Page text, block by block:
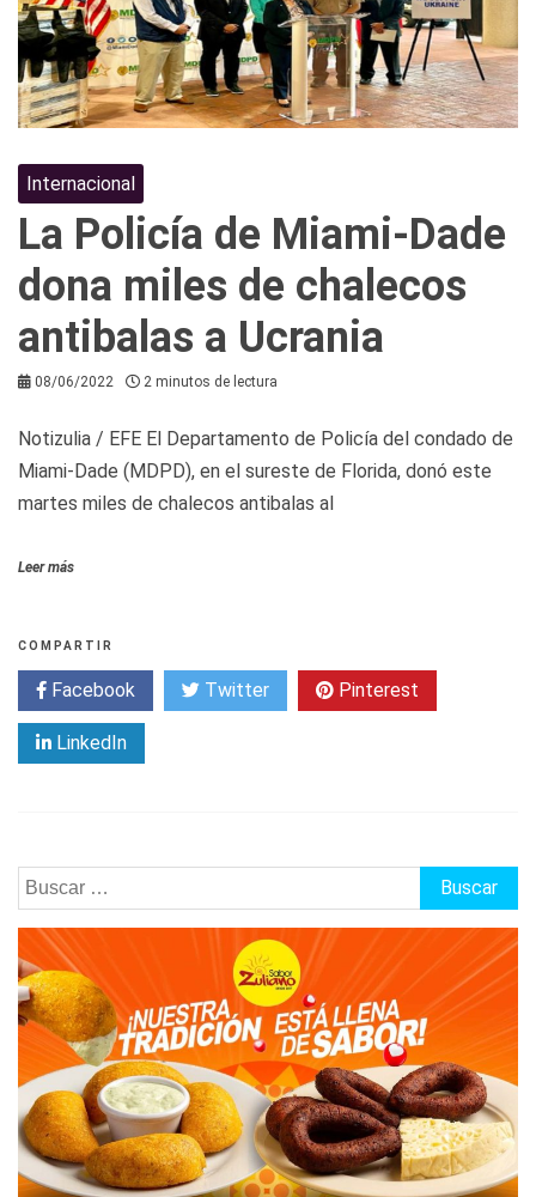
Internacional
La Policía de Miami-Dade
dona miles de chalecos
antibalas a Ucrania
08/06/2022 2 minutos de lectura
Notizulia / EFE El Departamento de Policía del condado de
Miami-Dade (MDPD), en el sureste de Florida, donó este
martes miles de chalecos antibalas al
Leer más
COMPARTIR
Facebook Twitter Pinterest
LinkedIn
Buscar: